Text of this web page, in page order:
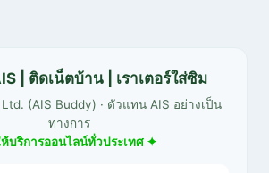
| ติดเน็ตบ้าน | เราเตอร์ใส่ซิม
(AIS Buddy) · ตัวแทน AIS อย่างเป็น
ทางการ
บริการออนไลน์ทั่วประเทศ ✦